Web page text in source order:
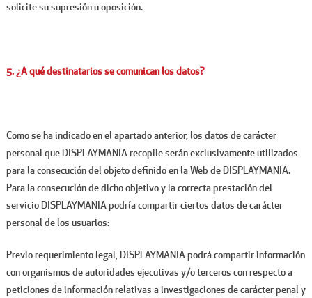
solicite su supresión u oposición.
5. ¿A qué destinatarios se comunican los datos?
Como se ha indicado en el apartado anterior, los datos de carácter
personal que DISPLAYMANIA recopile serán exclusivamente utilizados
para la consecución del objeto definido en la Web de DISPLAYMANIA.
Para la consecución de dicho objetivo y la correcta prestación del
servicio DISPLAYMANIA podría compartir ciertos datos de carácter
personal de los usuarios:
Previo requerimiento legal, DISPLAYMANIA podrá compartir información
con organismos de autoridades ejecutivas y/o terceros con respecto a
peticiones de información relativas a investigaciones de carácter penal y